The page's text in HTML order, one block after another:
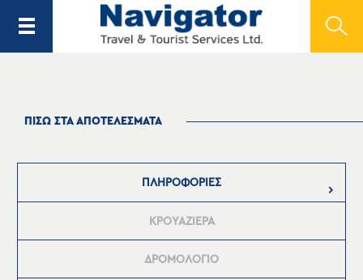
ΠΙΣΩ ΣΤΑ ΑΠΟΤΕΛΕΣΜΑΤΑ
ΠΛΗΡΟΦΟΡΙΕΣ
ΚΡΟΥΑΖΙΕΡΑ
ΔΡΟΜΟΛΟΓΙΟ